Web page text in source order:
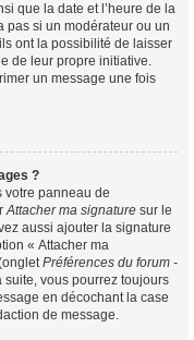
que la date et l’heure de la
pas si un modérateur ou un
ont la possibilité de laisser
de leur propre initiative.
un message une fois
?
votre panneau de
Attacher ma signature sur le
aussi ajouter la signature
« Attacher ma
Préférences du forum -
suite, vous pourrez toujours
en décochant la case
de message.